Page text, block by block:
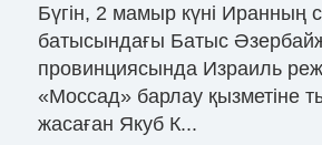
Бүгін, 2 мамыр күні Иранның
батысындағы Батыс
провинциясында Израиль
«Моссад» барлау қызметіне
жасаған Якуб К...